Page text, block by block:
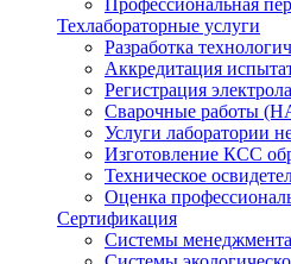
Профессиональная
Техлабораторные услуги
Разработка
Аккредитация
Регистрация
Сварочные работы
Услуги лаборатории
Изготовление КСС
Техническое
Оценка
Сертификация
Системы менеджмента